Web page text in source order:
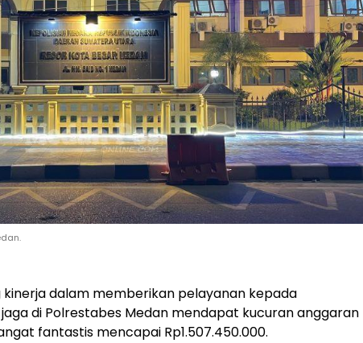
kinerja dalam memberikan pelayanan kepada
di Polrestabes Medan mendapat kucuran anggaran
fantastis mencapai Rp1.507.450.000.